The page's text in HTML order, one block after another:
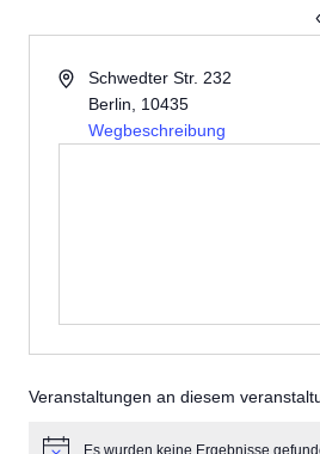
AdresseSchwedter Str. 232
Berlin
10435
Wegbeschreibung
Veranstaltungen an diesem
Es wurden keine Ergebnisse